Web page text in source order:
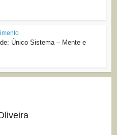
Único Sistema – Mente e